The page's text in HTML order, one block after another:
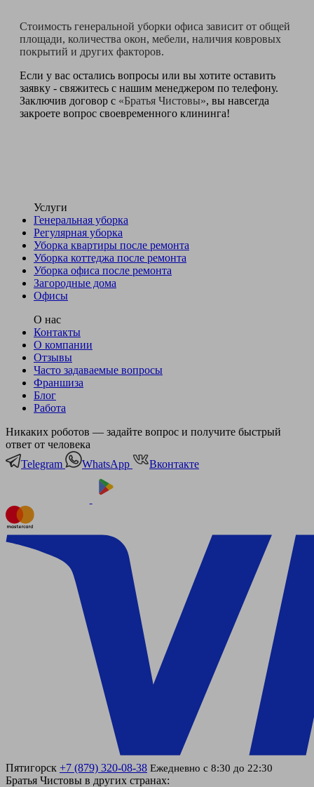
Стоимость генеральной уборки офиса зависит от общей
площади, количества окон, мебели, наличия ковровых
покрытий и других факторов.
Если у вас остались вопросы или вы хотите оставить
заявку - свяжитесь с нашим менеджером по телефону.
Заключив договор с «Братья Чистовы», вы навсегда
закроете вопрос своевременного клининга!
Услуги
Генеральная уборка
Регулярная уборка
Уборка квартиры после ремонта
Уборка коттеджа после ремонта
Уборка офиса после ремонта
Загородные дома
Офисы
О нас
Контакты
О компании
Отзывы
Часто задаваемые вопросы
Франшиза
Блог
Работа
Никаких роботов — задайте вопрос и получите быстрый
ответ от человека
Telegram
WhatsApp Вконтакте
Пятигорск +7 (879) 320-08-38 Ежедневно с 8:30 до 22:30
Братья Чистовы в других странах: